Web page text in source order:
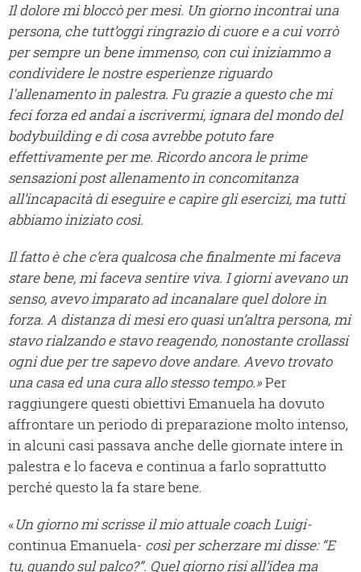
Il dolore mi bloccò per mesi. Un giorno incontrai una
persona, che tutt’oggi ringrazio di cuore e a cui vorrò
per sempre un bene immenso, con cui iniziammo a
condividere le nostre esperienze riguardo
l'allenamento in palestra. Fu grazie a questo che mi
feci forza ed andai a iscrivermi, ignara del mondo del
bodybuilding e di cosa avrebbe potuto fare
effettivamente per me. Ricordo ancora le prime
sensazioni post allenamento in concomitanza
all’incapacità di eseguire e capire gli esercizi, ma tutti
abbiamo iniziato così.
Il fatto è che c’era qualcosa che finalmente mi faceva
stare bene, mi faceva sentire viva. I giorni avevano un
senso, avevo imparato ad incanalare quel dolore in
forza. A distanza di mesi ero quasi un’altra persona, mi
stavo rialzando e stavo reagendo, nonostante crollassi
ogni due per tre sapevo dove andare. Avevo trovato
una casa ed una cura allo stesso tempo.»Per
raggiungere questi obiettivi Emanuela ha dovuto
affrontare un periodo di preparazione molto intenso,
in alcuni casi passava anche delle giornate intere in
palestra e lo faceva e continua a farlo soprattutto
perché questo la fa stare bene.
«Un giorno mi scrisse il mio attuale coach Luigi-
continua Emanuela- così per scherzare mi disse: “E
tu, quando sul palco?”. Quel giorno risi all’idea ma